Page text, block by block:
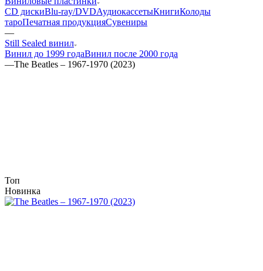
CD дискиBlu-ray/DVDАудиокассетыКнигиКолоды
тароПечатная продукцияСувениры
—
Still Sealed винил
Винил до 1999 годаВинил после 2000 года
—The Beatles – 1967-1970 (2023)
Топ
Новинка